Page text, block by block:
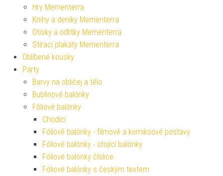
Hry Mementerra
Knihy a deníky Mementerra
Otisky a odlitky Mementerra
Stírací plakáty Mementerra
Oblíbené kousky
Párty
Barvy na obličej a tělo
Bublinové balónky
Fóliové balónky
Chodící
Fóliové balónky - filmové a komiksové postavy
Fóliové balónky - stojící balónky
Fóliové balónky číslice
Fóliové balónky s českým textem